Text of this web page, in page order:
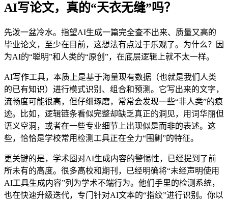
AI写论文，真的“天衣无缝”吗？
先泼一盆冷水。指望AI生成一篇完全查不出来、质量又高的
毕业论文，至少在目前，这想法有点过于乐观了。为什么？因
为AI的“聪明”和人类的“原创”，在底层逻辑上就不太一样。
AI写作工具，本质上是基于海量现有数据（也就是我们人类
的已有知识）进行模式识别、组合和预测。它写出来的文字，
流畅度可能很高，但仔细琢磨，常常会发现一些“非人类”的痕
迹。比如，逻辑链条看似完整却缺乏真正的洞见，用词华丽但
语义空洞，或者在一些专业细节上出现似是而非的表述。这
些，恰恰是学校常用检测工具正在全力“围剿”的特征。
更关键的是，学术圈对AI生成内容的警惕性，已经提到了前
所未有的高度。很多高校和期刊，已经明确将“未经声明使用
AI工具生成内容”列为学术不端行为。他们手里的检测系统，
也在快速升级迭代，专门针对AI文本的“指纹”进行识别。你以